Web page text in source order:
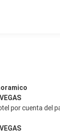
por cuenta del